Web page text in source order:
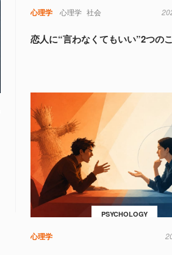
心理学 心理学 社会
恋人に“言わなくてもいい”2つの
PSYCHOLOGY
心理学